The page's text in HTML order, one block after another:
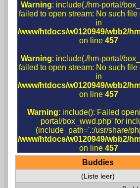
Warning: include(./hm-portal/
failed to open stream: No such file
in
/www/htdocs/w0120949/wbb2/
on line457
Warning: include(./hm-portal/
failed to open stream: No such file
in
/www/htdocs/w0120949/wbb2/
on line457
Warning: include(): Failed
portal/box_wwd.php' for
(include_path='.:/usr/share/
/www/htdocs/w0120949/wbb2/
on line457
Buddies
(Liste leer)